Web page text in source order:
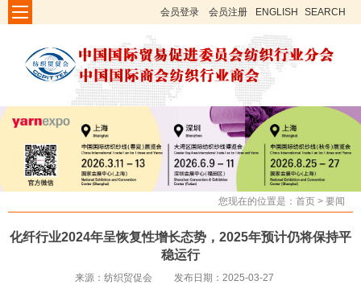
会员登录 会员注册 ENGLISH SEARCH
您现在的位置是： 首页 > 要闻
化纤行业2024年呈恢复性增长态势，2025年预计仍将保持平
稳运行
来源：纺织贸促会 发布日期：2025-03-27